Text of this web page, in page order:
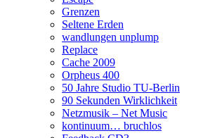
Grenzen
Seltene Erden
wandlungen unplump
Replace
Cache 2009
Orpheus 400
50 Jahre Studio TU-Berlin
90 Sekunden Wirklichkeit
Netzmusik – Net Music
kontinuum… bruchlos